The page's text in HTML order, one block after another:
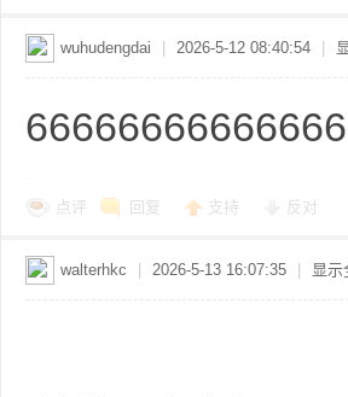
wuhudengdai 2026-5-12 08:40:54
点评 回复 支持 反对
walterhkc 2026-5-13 16:07:35 显示